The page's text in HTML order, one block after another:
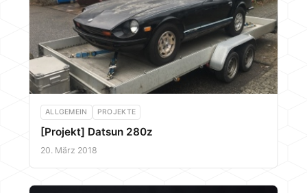
ALLGEMEIN PROJEKTE
[Projekt] Datsun 280z
20. März 2018